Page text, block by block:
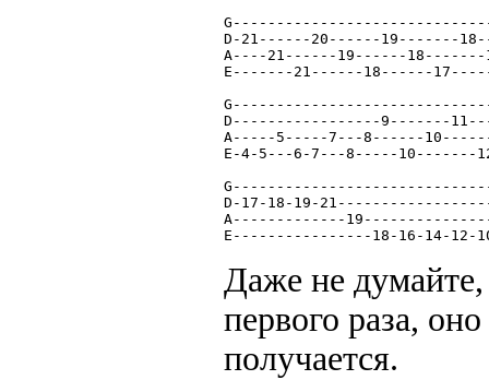
D-21------20------19-------
A----21------19------
E-------21------18------
D-----------------9-------
A-----5-----7---8------
E-4-5---6-7---8-----
D-17-18-19-
A-------------
E----------------18-16-14-12-
Даже не
первого раза,
получается.